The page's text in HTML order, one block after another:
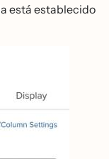
está establecido